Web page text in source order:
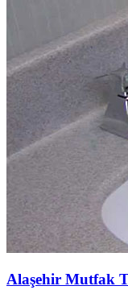
Alaşehir Mutfak